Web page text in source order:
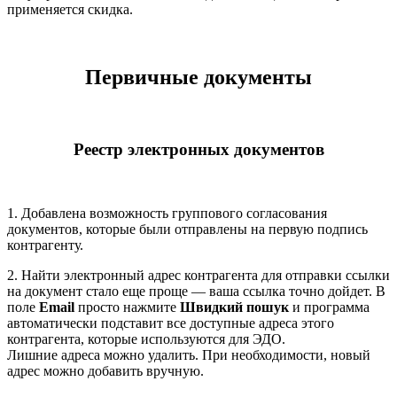
применяется скидка.
Первичные документы
Реестр электронных документов
1. Добавлена возможность группового согласования
документов, которые были отправлены на первую подпись
контрагенту.
2. Найти электронный адрес контрагента для отправки ссылки
на документ стало еще проще — ваша ссылка точно дойдет. В
поле Email просто нажмите Швидкий пошук и программа
автоматически подставит все доступные адреса этого
контрагента, которые используются для ЭДО.
Лишние адреса можно удалить. При необходимости, новый
адрес можно добавить вручную.